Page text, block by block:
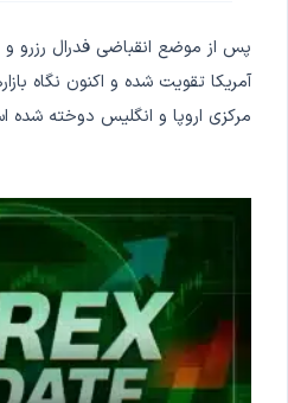
پس از موضع انقباضی فدرال
آمریکا تقویت شده و اکنون نگاه
مرکزی اروپا و انگلیس دوخته شده